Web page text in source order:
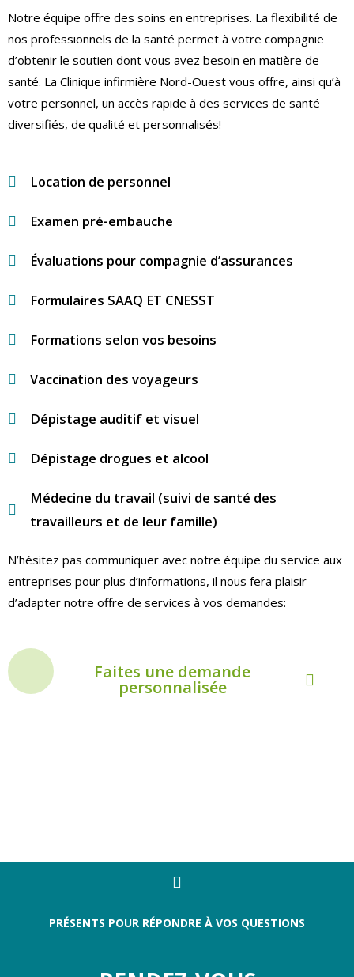
Notre équipe offre des soins en entreprises. La flexibilité de
nos professionnels de la santé permet à votre compagnie
d’obtenir le soutien dont vous avez besoin en matière de
santé. La Clinique infirmière Nord-Ouest vous offre, ainsi qu’à
votre personnel, un accès rapide à des services de santé
diversifiés, de qualité et personnalisés!
Location de personnel
Examen pré-embauche
Évaluations pour compagnie d’assurances
Formulaires SAAQ ET CNESST
Formations selon vos besoins
Vaccination des voyageurs
Dépistage auditif et visuel
Dépistage drogues et alcool
Médecine du travail (suivi de santé des
travailleurs et de leur famille)
N’hésitez pas communiquer avec notre équipe du service aux
entreprises pour plus d’informations, il nous fera plaisir
d’adapter notre offre de services à vos demandes:
Faites une demande
personnalisée
PRÉSENTS POUR RÉPONDRE À VOS QUESTIONS